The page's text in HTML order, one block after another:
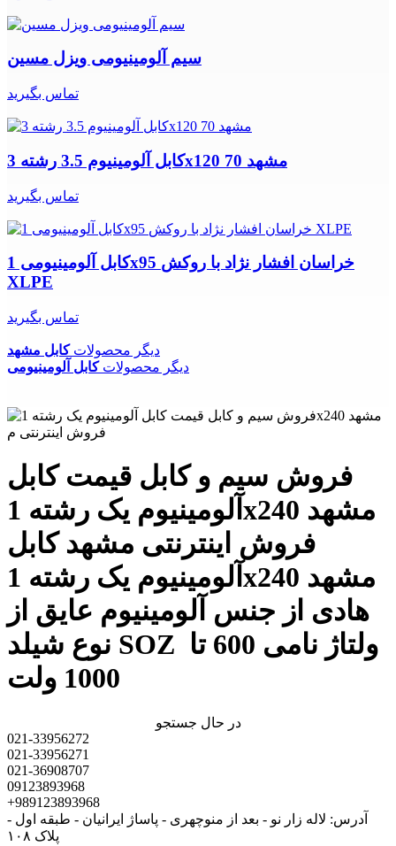
سیم آلومینیومی ویزل مسین
تماس بگیرید
کابل آلومینیوم 3.5 رشته 3x120 70 مشهد
تماس بگیرید
کابل آلومینیومی 1x95 خراسان افشار نژاد با روکش
XLPE
تماس بگیرید
دیگر محصولاتکابل مشهد
دیگر محصولاتکابل آلومینیومی
فروش سیم و کابل قیمت کابل
آلومینیوم یک رشته 1x240 مشهد
فروش اینترنتی مشهد کابل
آلومینیوم یک رشته 1x240 مشهد
هادی از جنس آلومینیوم عایق از
نوع شیلد SOZ ولتاژ نامی 600 تا
در حال جستجو
021-33956272
021-33956271
021-36908707
09123893968
+989123893968
آدرس: لاله زار نو - بعد از منوچهری - پاساژ ایرانیان - طبقه اول -
پلاک ۱۰۸